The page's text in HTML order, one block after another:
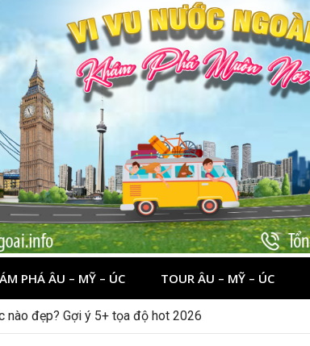
PHÁ ÂU – MỸ – ÚC TOUR ÂU – MỸ – ÚC
nào đẹp? Gợi ý 5+ tọa độ hot 2026